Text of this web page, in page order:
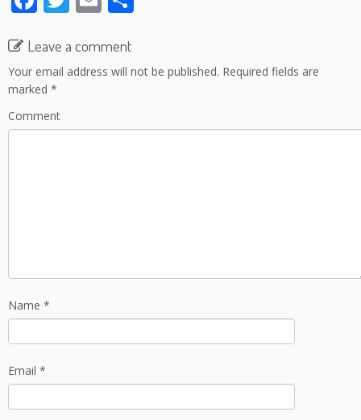
e
b
o
o
itt
er
ai
l e
Leave a comment
Your email address will not be published. Required fields are
marked *
Comment
Name *
Email *